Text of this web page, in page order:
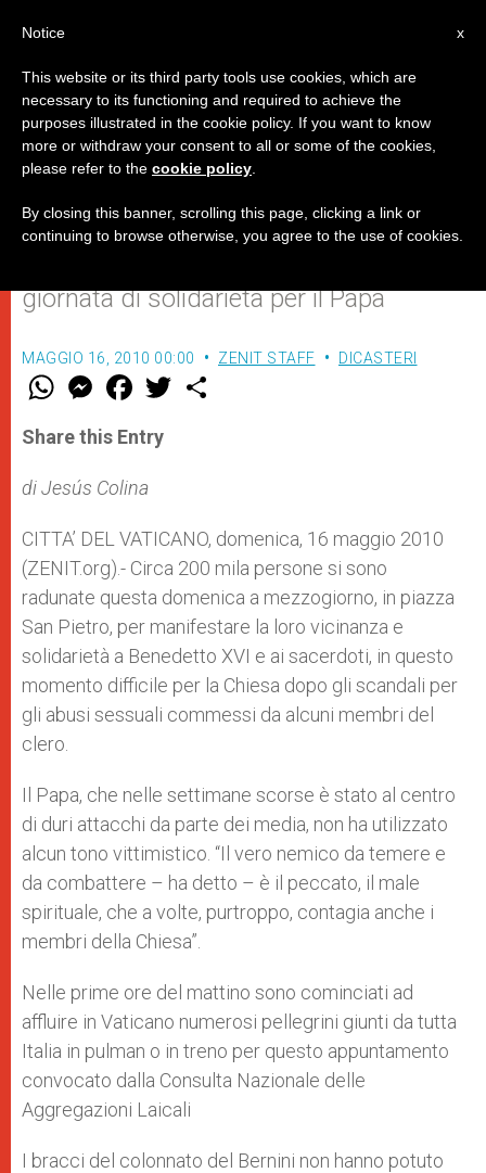
Benedetto XVI: il vero nemico è il
peccato
giornata di solidarietà per il Papa
MAGGIO 16, 2010 00:00 ZENIT STAFF DICASTERI
W
t
s
p
p
M
e
s
e
g
e
F
a
e
b
o
k
w
Share this Entry
di Jesús Colina
CITTA’ DEL VATICANO, domenica, 16 maggio 2010
(ZENIT.org).- Circa 200 mila persone si sono
radunate questa domenica a mezzogiorno, in piazza
San Pietro, per manifestare la loro vicinanza e
solidarietà a Benedetto XVI e ai sacerdoti, in questo
momento difficile per la Chiesa dopo gli scandali per
gli abusi sessuali commessi da alcuni membri del
clero.
Il Papa, che nelle settimane scorse è stato al centro
di duri attacchi da parte dei media, non ha utilizzato
alcun tono vittimistico. “Il vero nemico da temere e
da combattere – ha detto – è il peccato, il male
spirituale, che a volte, purtroppo, contagia anche i
membri della Chiesa”.
Nelle prime ore del mattino sono cominciati ad
affluire in Vaticano numerosi pellegrini giunti da tutta
Italia in pulman o in treno per questo appuntamento
convocato dalla Consulta Nazionale delle
Aggregazioni Laicali
I bracci del colonnato del Bernini non hanno potuto
x
Notice
This website or its third party tools use cookies, which are
necessary to its functioning and required to achieve the
purposes illustrated in the cookie policy. If you want to know
more or withdraw your consent to all or some of the cookies,
please refer to the cookie policy
By closing this banner, scrolling this page, clicking a link or
continuing to browse otherwise, you agree to the use of cookies.